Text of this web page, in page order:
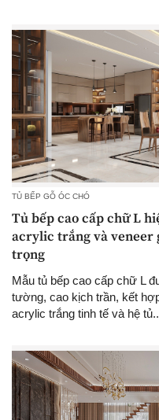
TỦ BẾP GỖ ÓC CHÓ
Tủ bếp cao cấp chữ L
acrylic trắng và veneer
trọng
Mẫu tủ bếp cao cấp chữ L
tường, cao kịch trần, kết
acrylic trắng tinh tế và hệ